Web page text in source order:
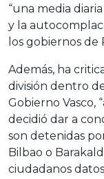
“una media
y la
los gobiernos de
Además, ha
división dentro
Gobierno Vasco,
decidió dar a
son detenidas
Bilbao o
ciudadanos